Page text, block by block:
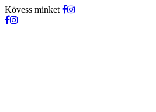
Kövess minket